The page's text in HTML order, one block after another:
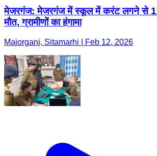
मेजरगंज: मेजरगंज में स्कूल में करंट लगने से
मौत, ग्रामीणों का हंगामा
Majorganj, Sitamarhi | Feb 12, 2026